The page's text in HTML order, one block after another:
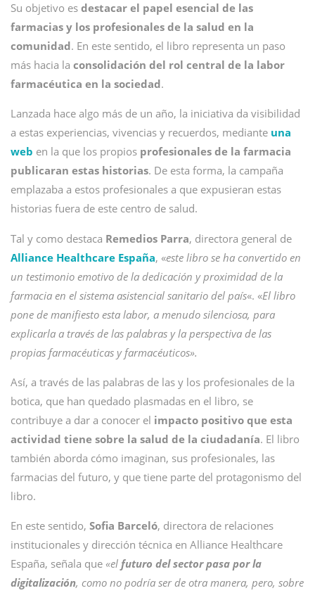
Su objetivo es destacar el papel esencial de las
farmacias y los profesionales de la salud en la
comunidad. En este sentido, el libro representa un paso
más hacia la consolidación del rol central de la labor
farmacéutica en la sociedad.
Lanzada hace algo más de un año, la iniciativa da visibilidad
a estas experiencias, vivencias y recuerdos, mediante una
web en la que los propios profesionales de la farmacia
publicaran estas historias. De esta forma, la campaña
emplazaba a estos profesionales a que expusieran estas
historias fuera de este centro de salud.
Tal y como destaca Remedios Parra, directora general de
Alliance Healthcare España, «este libro se ha convertido en
un testimonio emotivo de la dedicación y proximidad de la
farmacia en el sistema asistencial sanitario del país«. «El libro
pone de manifiesto esta labor, a menudo silenciosa, para
explicarla a través de las palabras y la perspectiva de las
propias farmacéuticas y farmacéuticos».
Así, a través de las palabras de las y los profesionales de la
botica, que han quedado plasmadas en el libro, se
contribuye a dar a conocer el impacto positivo que esta
actividad tiene sobre la salud de la ciudadanía. El libro
también aborda cómo imaginan, sus profesionales, las
farmacias del futuro, y que tiene parte del protagonismo del
libro.
En este sentido, Sofia Barceló, directora de relaciones
institucionales y dirección técnica en Alliance Healthcare
España, señala que «el futuro del sector pasa por la
digitalización, como no podría ser de otra manera, pero, sobre